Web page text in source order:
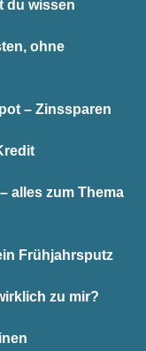
du wissen
ohne
– Zinssparen
alles zum Thema
Frühjahrsputz
zu mir?